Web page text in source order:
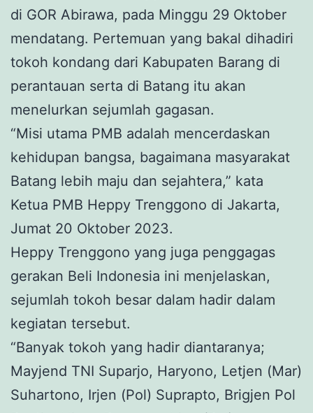
di GOR Abirawa, pada Minggu 29 Oktober
mendatang. Pertemuan yang bakal dihadiri
tokoh kondang dari Kabupaten Barang di
perantauan serta di Batang itu akan
menelurkan sejumlah gagasan.
“Misi utama PMB adalah mencerdaskan
kehidupan bangsa, bagaimana masyarakat
Batang lebih maju dan sejahtera,” kata
Ketua PMB Heppy Trenggono di Jakarta,
Jumat 20 Oktober 2023.
Heppy Trenggono yang juga penggagas
gerakan Beli Indonesia ini menjelaskan,
sejumlah tokoh besar dalam hadir dalam
kegiatan tersebut.
“Banyak tokoh yang hadir diantaranya;
Mayjend TNI Suparjo, Haryono, Letjen (Mar)
Suhartono, Irjen (Pol) Suprapto, Brigjen Pol